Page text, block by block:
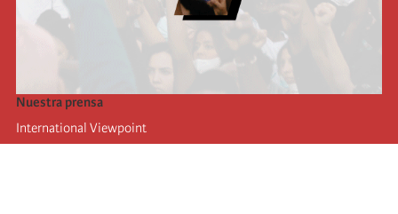
Nuestra prensa
International Viewpoint